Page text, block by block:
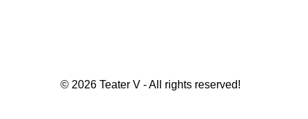
© 2026 Teater V - All rights reserved!